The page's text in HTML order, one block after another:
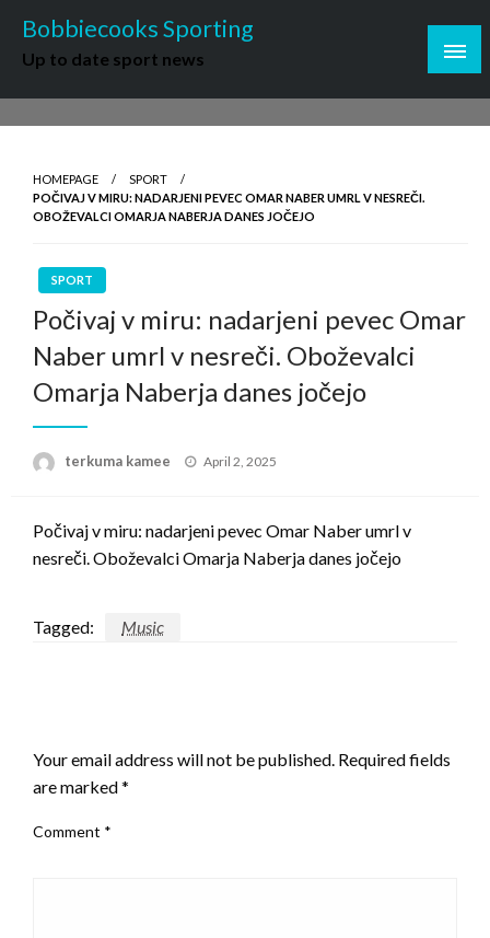
content
Bobbiecooks Sporting
Up to date sport news
HOMEPAGE
SPORT
POČIVAJ V MIRU: NADARJENI PEVEC OMAR NABER UMRL V NESREČI.
OBOŽEVALCI OMARJA NABERJA DANES JOČEJO
SPORT
Počivaj v miru: nadarjeni pevec Omar
Naber umrl v nesreči. Oboževalci
Omarja Naberja danes jočejo
terkuma kamee
Posted
April 2, 2025
Počivaj v miru: nadarjeni pevec Omar Naber umrl v
nesreči. Oboževalci Omarja Naberja danes jočejo
Tagged: Music
Your email address will not be published. Required fields
are marked*
Comment *